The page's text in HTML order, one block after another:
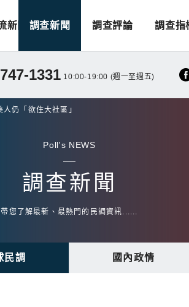
新聞 調查新聞 調查評論 調查指
1331 10:00-19:00 (週一至週五)
仍「欲住大社區」
Poll's NEWS
調查新聞
帶您了解最新、最熱門的民調資訊......
民調 國內政情